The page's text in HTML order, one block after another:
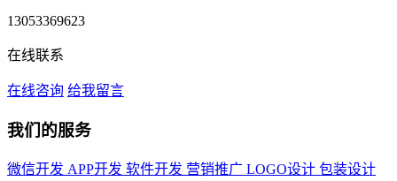
13053369623
在线联系
在线咨询 给我留言
我们的服务
微信开发 APP开发 软件开发 营销推广 LOGO设计 包装设计